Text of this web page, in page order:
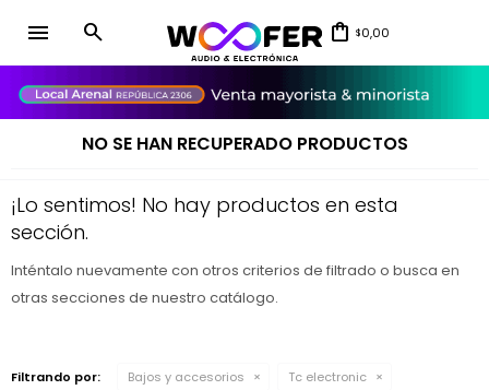
menu $0,00
NO SE HAN RECUPERADO PRODUCTOS
¡Lo sentimos! No hay productos en esta
sección.
Inténtalo nuevamente con otros criterios de filtrado o busca en
otras secciones de nuestro catálogo.
Filtrando por: Bajos y accesorios Tc electronic
close